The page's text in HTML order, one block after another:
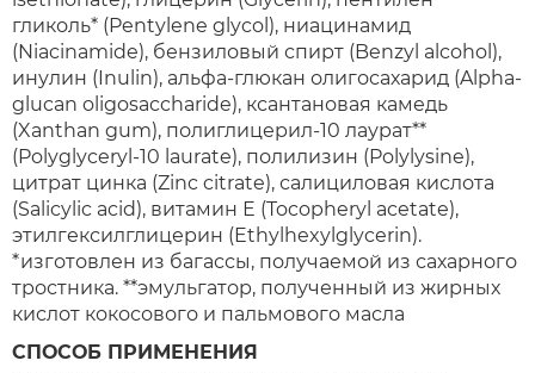
гликоль* (Pentylene glycol), ниацинамид
(Niacinamide), бензиловый спирт (Benzyl alcohol),
инулин (Inulin), альфа-глюкан олигосахарид (Alpha-
glucan oligosaccharide), ксантановая камедь
(Xanthan gum), полиглицерил-10 лаурат**
(Polyglyceryl-10 laurate), полилизин (Polylysine),
цитрат цинка (Zinc citrate), салициловая кислота
(Salicylic acid), витамин Е (Tocopheryl acetate),
этилгексилглицерин (Ethylhexylglycerin).
*изготовлен из багассы, получаемой из сахарного
тростника. **эмульгатор, полученный из жирных
кислот кокосового и пальмового масла
СПОСОБ ПРИМЕНЕНИЯ